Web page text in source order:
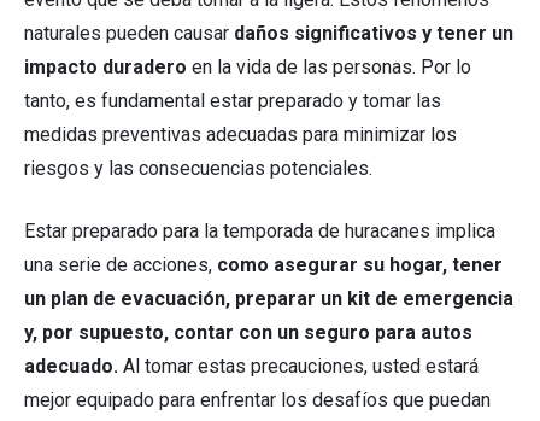
naturales pueden causar daños significativos y tener un
impacto duradero en la vida de las personas. Por lo
tanto, es fundamental estar preparado y tomar las
medidas preventivas adecuadas para minimizar los
riesgos y las consecuencias potenciales.
Estar preparado para la temporada de huracanes implica
una serie de acciones, como asegurar su hogar, tener
un plan de evacuación, preparar un kit de emergencia
y, por supuesto, contar con un seguro para autos
adecuado. Al tomar estas precauciones, usted estará
mejor equipado para enfrentar los desafíos que puedan